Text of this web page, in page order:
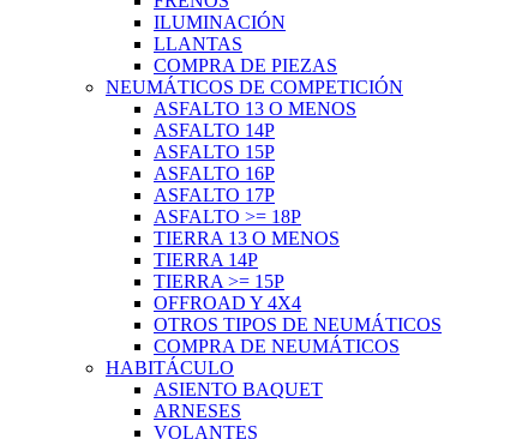
ILUMINACIÓN
LLANTAS
COMPRA DE PIEZAS
NEUMÁTICOS DE COMPETICIÓN
ASFALTO 13 O MENOS
ASFALTO 14P
ASFALTO 15P
ASFALTO 16P
ASFALTO 17P
ASFALTO >= 18P
TIERRA 13 O MENOS
TIERRA 14P
TIERRA >= 15P
OFFROAD Y 4X4
OTROS TIPOS DE NEUMÁTICOS
COMPRA DE NEUMÁTICOS
HABITÁCULO
ASIENTO BAQUET
ARNESES
VOLANTES